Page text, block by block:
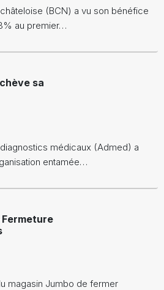
(BCN) a vu son bénéfice
au premier…
sa
médicaux (Admed) a
entamée…
Fermeture
magasin Jumbo de fermer